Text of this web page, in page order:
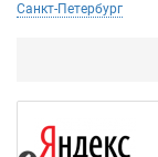
Санкт-Петербург